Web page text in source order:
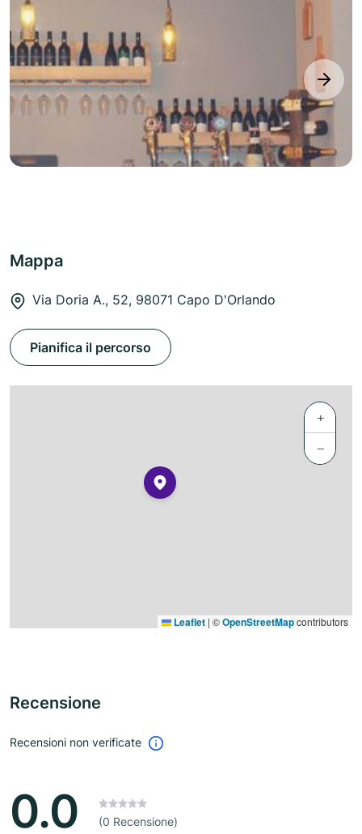
next
Mappa
Via Doria A., 52, 98071 Capo D'Orlando
Pianifica il percorso
+
−
Leaflet | ©OpenStreetMapcontributors
Recensione
Recensioni non verificate
0.0 (0 Recensione)